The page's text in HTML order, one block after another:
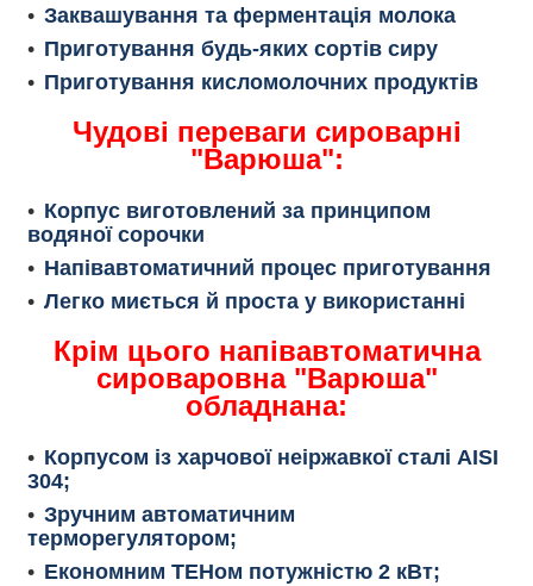
Заквашування та ферментація молока
Приготування будь-яких сортів сиру
Приготування кисломолочних продуктів
Чудові переваги сироварні
"Варюша":
Корпус виготовлений за принципом
водяної сорочки
Напівавтоматичний процес приготування
Легко миється й проста у використанні
Крім цього напівавтоматична
сироваровна "Варюша"
обладнана:
Корпусом із харчової неіржавкої сталі AISI
304;
Зручним автоматичним
терморегулятором;
Економним ТЕНом потужністю 2 кВт;